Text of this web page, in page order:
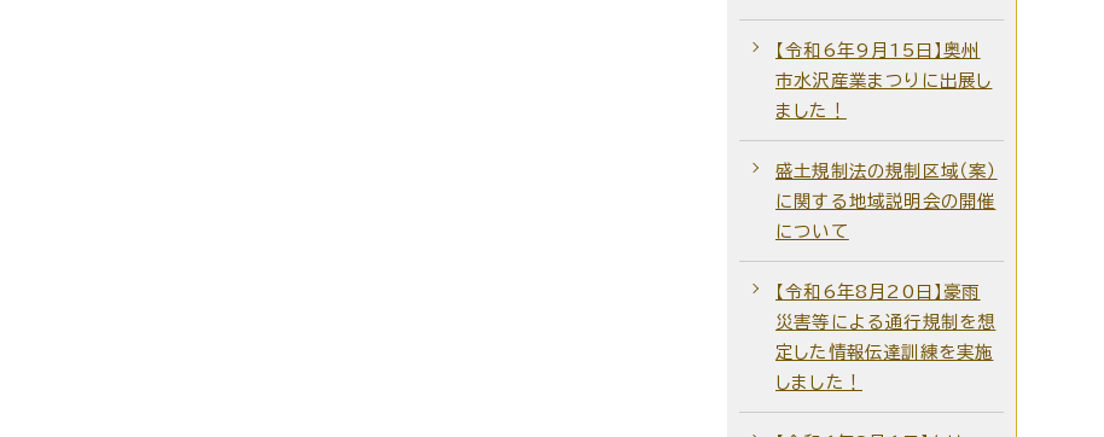
【令和6年9月15日】奥州
市水沢産業まつりに出展し
ました！
盛土規制法の規制区域（案）
に関する地域説明会の開催
について
【令和6年8月20日】豪雨
災害等による通行規制を想
定した情報伝達訓練を実施
しました！